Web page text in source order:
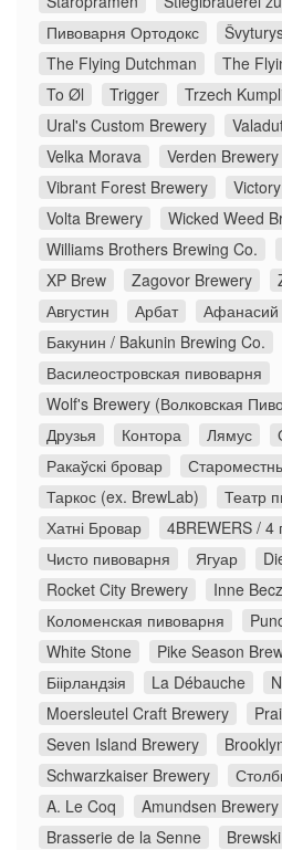
Пивоварня Ортодокс
The Flying Dutchman
The
To Øl
Trigger
Trzech
Ural's Custom Brewery
Velka Morava
Verden Brewery
Vibrant Forest Brewery
Volta Brewery
Wicked Weed
Williams Brothers Brewing Co.
XP Brew
Zagovor Brewery
Августин
Арбат
Афанасий
Бакунин / Bakunin Brewing Co.
Василеостровская пивоварня
Wolf's Brewery (Волковская
Друзья
Контора Лямус
Ракаўскі бровар
Таркос (ex. BrewLab)
Театр
Хатні Бровар
4BREWERS / 4
Чисто пивоварня
Ягуар
Rocket City Brewery
Inne
Коломенская пивоварня
White Stone
Pike Season
Біірландзія
La Débauche
Moersleutel Craft Brewery
Seven Island Brewery
Schwarzkaiser Brewery
A. Le Coq
Amundsen Brewery
Brasserie de la Senne
Brewski